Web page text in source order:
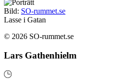
Bild: SO-rummet.se
Lasse i Gatan
© 2026 SO-rummet.se
Lars Gathenhielm